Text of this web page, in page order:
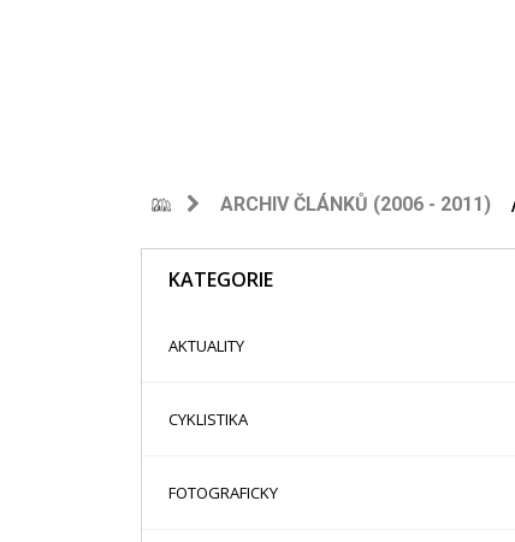
ARCHIV ČLÁNKŮ (2006 - 2011)
KATEGORIE
AKTUALITY
CYKLISTIKA
FOTOGRAFICKY